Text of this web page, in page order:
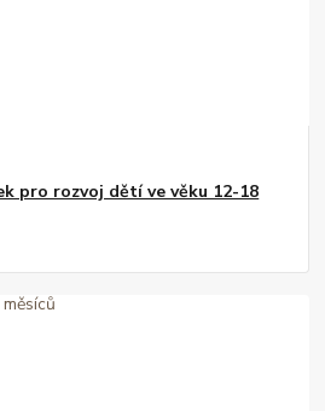
pro rozvoj dětí ve věku 12-18